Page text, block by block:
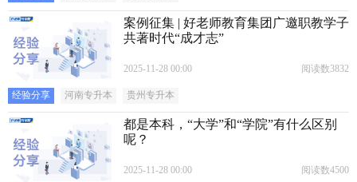
案例征集 | 好老师教育集团广邀职教学子
共著时代“成才志”
2025-11-28 00:00 阅读数3832
经验分享 河南专升本 贵州专升本
都是本科，“大学”和“学院”有什么区别
呢？
2025-11-28 00:00 阅读数4500